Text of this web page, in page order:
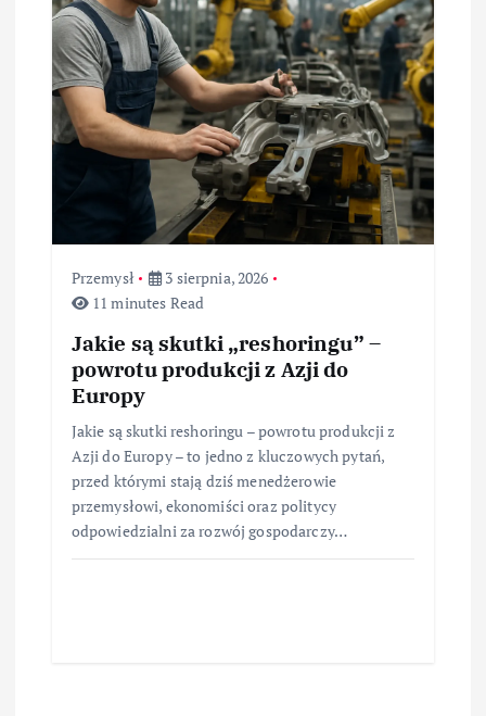
Przemysł
3 sierpnia, 2026
11 minutes Read
Jakie są skutki „reshoringu” –
powrotu produkcji z Azji do
Europy
Jakie są skutki reshoringu – powrotu produkcji z
Azji do Europy – to jedno z kluczowych pytań,
przed którymi stają dziś menedżerowie
przemysłowi, ekonomiści oraz politycy
odpowiedzialni za rozwój gospodarczy…